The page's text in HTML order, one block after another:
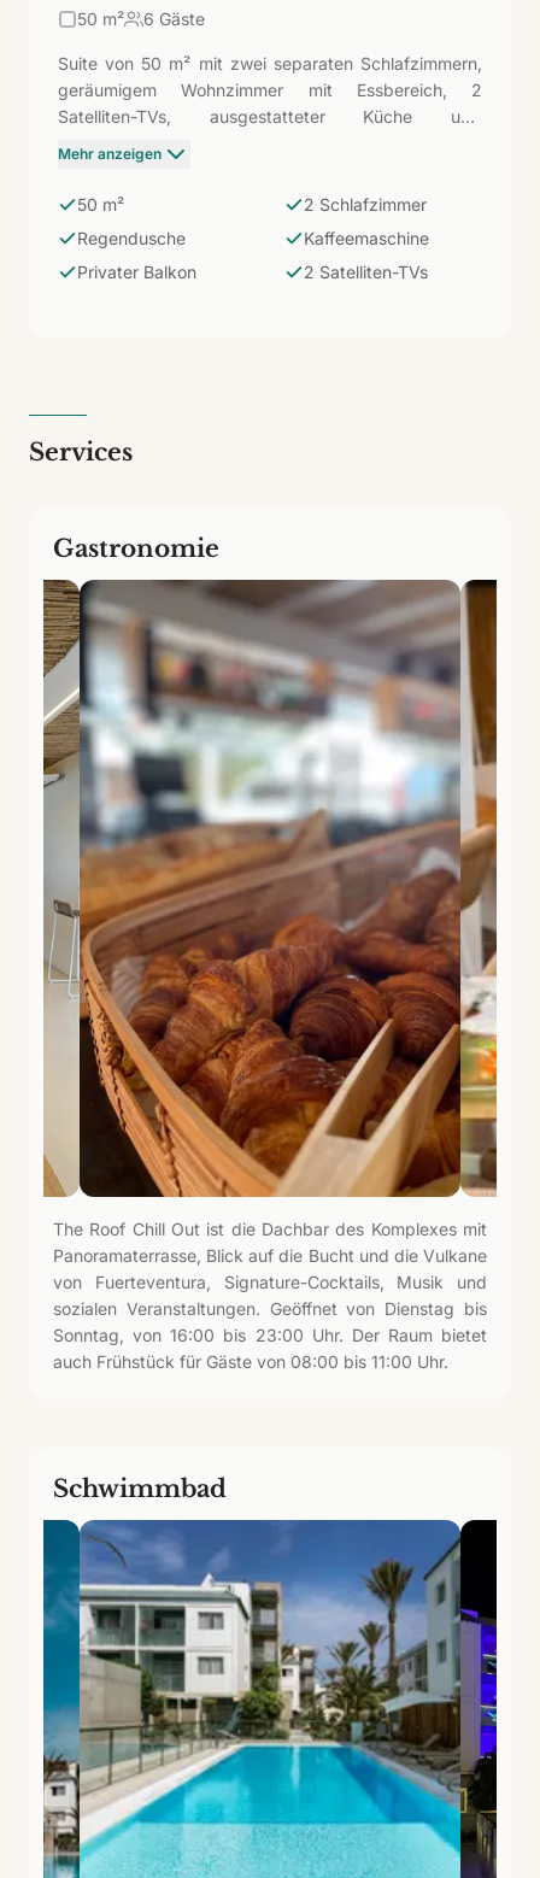
50 m² 6 Gäste
Suite von 50 m² mit zwei separaten Schlafzimmern,
geräumigem Wohnzimmer mit Essbereich, 2
Satelliten-TVs, ausgestatteter Küche und
privater Balkon. Die geräumigste Unterkunft im
Komplex: Die 50 m² sind großzügig zwischen zwei
Suite XXL zur besten Option für Familien bis zu 6
Personen oder Freundesgruppen macht, die Bristol
Mehr anzeigen
50 m²
2 Schlafzimmer
Regendusche
Kaffeemaschine
Privater Balkon
2 Satelliten-TVs
Services
Gastronomie
The Roof Chill Out ist die Dachbar des Komplexes mit
Panoramaterrasse, Blick auf die Bucht und die Vulkane
von Fuerteventura, Signature-Cocktails, Musik und
sozialen Veranstaltungen. Geöffnet von Dienstag bis
Sonntag, von 16:00 bis 23:00 Uhr. Der Raum bietet
auch Frühstück für Gäste von 08:00 bis 11:00 Uhr.
Schwimmbad